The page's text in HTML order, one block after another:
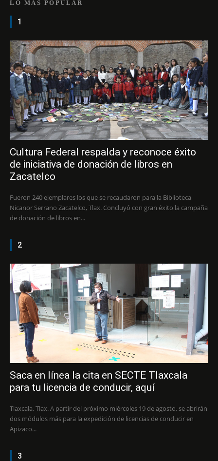
LO MÁS POPULAR
1
Cultura Federal respalda y reconoce éxito
de iniciativa de donación de libros en
Zacatelco
Fueron 240 ejemplares los que se recaudaron para la Biblioteca
Nicanor Serrano Zacatelco, Tlax. Concluyó con gran éxito la campaña
de donación de libros en...
2
Saca en línea la cita en SECTE Tlaxcala
para tu licencia de conducir, aquí
Tlaxcala, Tlax. A partir del próximo miércoles 19 de agosto, se abrirán
dos módulos más para la expedición de licencias de conducir en
Apizaco...
3